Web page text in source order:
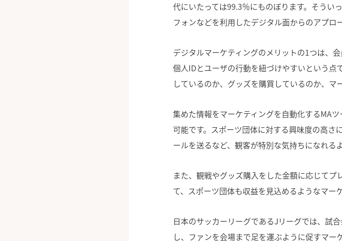
代にいたっては99.3％にものぼります。そうい
フォンなどを利用したデジタル面からのアプロ
デジタルマーケティングのメリットの1つは、
個人IDとユーザの行動を紐づけやすいという点
しているのか、グッズを購買しているのか、マ
集めた情報をマーケティングを自動化するMA
可能です。スポーツ団体に対する興味度の高さ
ールを送るなど、観客が特別な気持ちになれる
また、観戦やグッズ購入をした金額に応じて
て、スポーツ団体も収益を見込めるようなマー
日本のサッカーリーグであるJリーグでは、試
し、ファンを会場まで足を運ぶように促すマー